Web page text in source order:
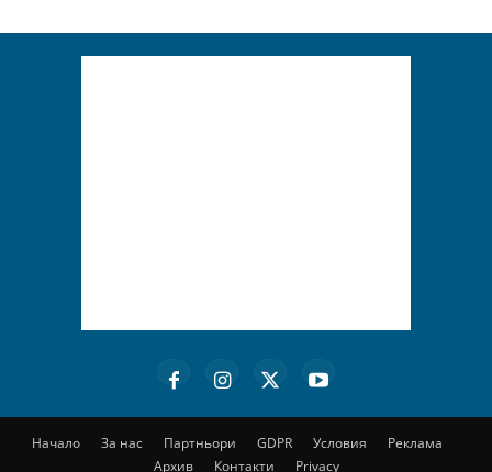
Начало За нас Партньори GDPR Условия
Реклама
Архив
Контакти Privacy